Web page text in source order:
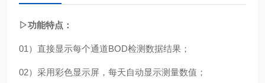
▷功能特点：
01） 直接显示每个通道BOD检测数据结果 ；
02） 采用彩色显示屏，每天自动显示测量数值 ；